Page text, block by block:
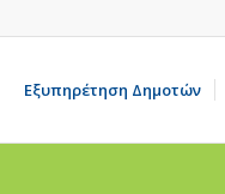
Εξυπηρέτηση Δημοτών